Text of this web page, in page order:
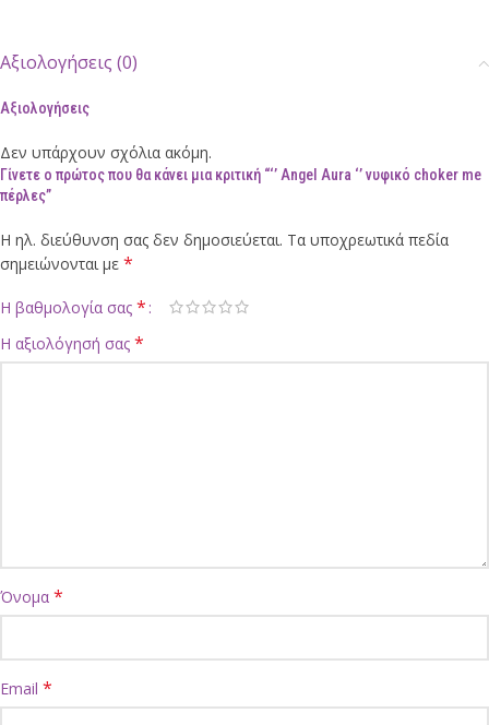
Αξιολογήσεις (0)
Αξιολογήσεις
Δεν υπάρχουν σχόλια ακόμη.
Γίνετε ο πρώτος που θα κάνει μια κριτική “‘’ Angel Aura ‘’ νυφικό choker me
πέρλες”
Η ηλ. διεύθυνση σας δεν δημοσιεύεται. Τα υποχρεωτικά πεδία
σημειώνονται με *
Η βαθμολογία σας *
Η αξιολόγησή σας *
Όνομα *
Email *